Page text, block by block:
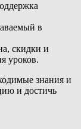
в
скидки и
уроков.
знания и
и достичь